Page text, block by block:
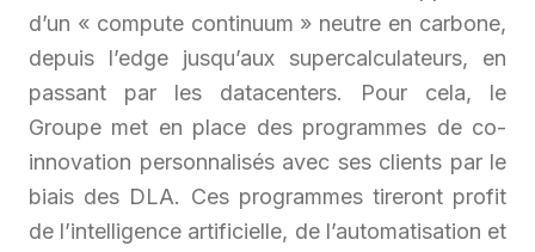
d’un « compute continuum » neutre en carbone,
depuis l’edge jusqu’aux supercalculateurs, en
passant par les datacenters. Pour cela, le
Groupe met en place des programmes de co-
innovation personnalisés avec ses clients par le
biais des DLA. Ces programmes tireront profit
de l’intelligence artificielle, de l’automatisation et